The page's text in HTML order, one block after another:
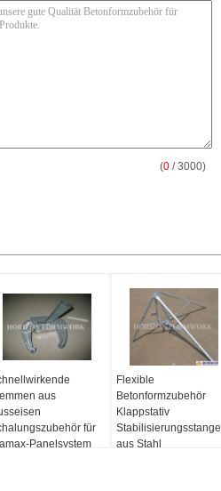
(0 / 3000)
aus
für
Panelsystem
Flexible
Betonformzubehör
Klappstativ
Stabilisierungsstange
aus Stahl